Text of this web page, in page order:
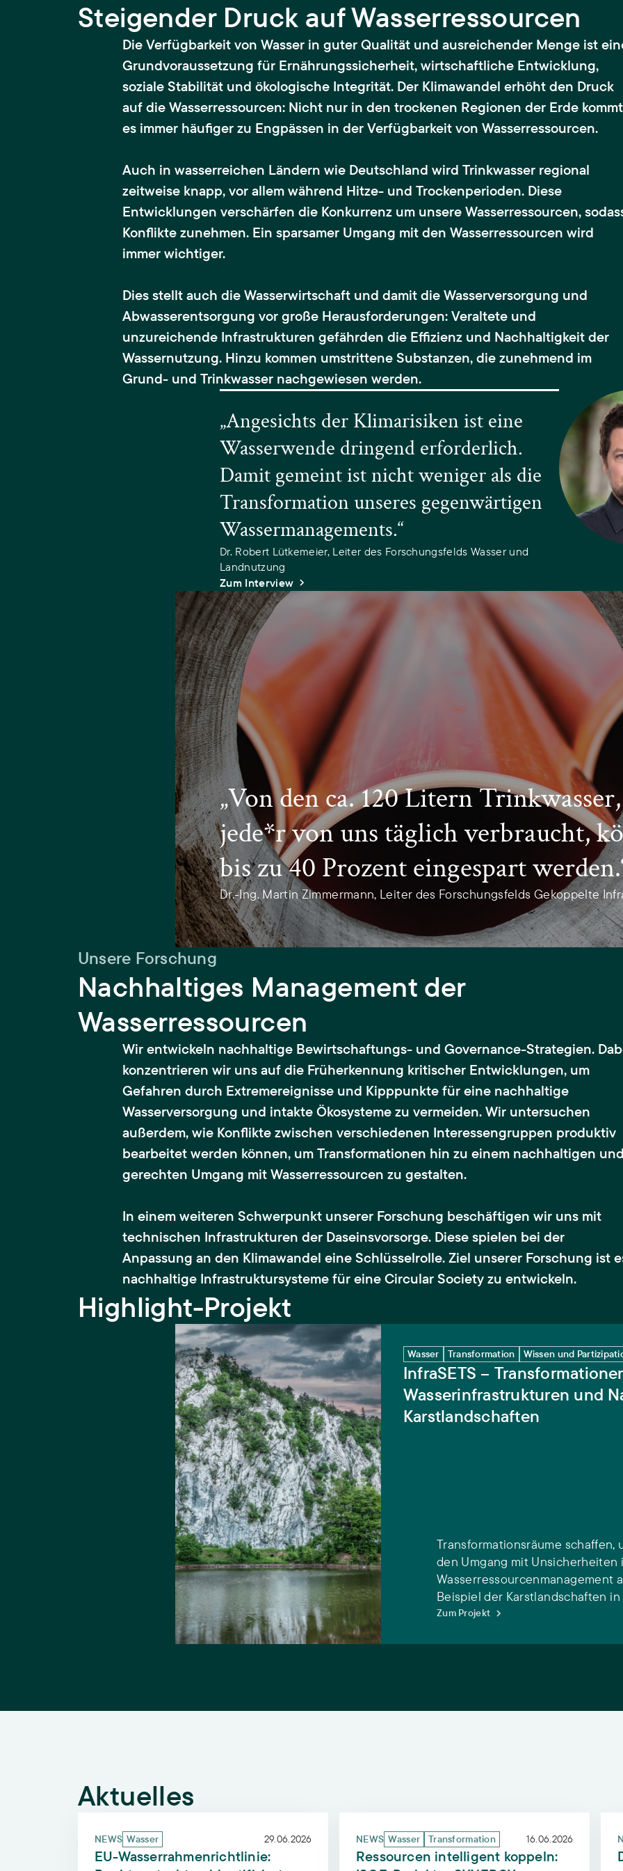
Steigender Druck auf Wasserressourcen
Die Verfügbarkeit von Wasser in guter Qualität und ausreichender Menge ist
Grundvoraussetzung für Ernährungssicherheit, wirtschaftliche Entwicklung,
soziale Stabilität und ökologische Integrität. Der Klimawandel erhöht den Druck
auf die Wasserressourcen: Nicht nur in den trockenen Regionen der Erde kommt
es immer häufiger zu Engpässen in der Verfügbarkeit von Wasserressourcen.
Auch in wasserreichen Ländern wie Deutschland wird Trinkwasser regional
zeitweise knapp, vor allem während Hitze- und Trockenperioden. Diese
Entwicklungen verschärfen die Konkurrenz um unsere Wasserressourcen,
Konflikte zunehmen. Ein sparsamer Umgang mit den Wasserressourcen wird
immer wichtiger.
Dies stellt auch die Wasserwirtschaft und damit die Wasserversorgung und
Abwasserentsorgung vor große Herausforderungen: Veraltete und
unzureichende Infrastrukturen gefährden die Effizienz und Nachhaltigkeit der
Wassernutzung. Hinzu kommen umstrittene Substanzen, die zunehmend im
Grund- und Trinkwasser nachgewiesen werden.
„Angesichts der Klimarisiken ist eine
Wasserwende dringend erforderlich.
Damit gemeint ist nicht weniger als die
Transformation unseres gegenwärtigen
Wassermanagements.“
Dr. Robert Lütkemeier, Leiter des Forschungsfelds Wasser und
Landnutzung
Zum Interview
„Von den ca. 120 Litern
jede*r von uns täglich verbraucht,
bis zu 40 Prozent eingespart
Dr.-Ing. Martin Zimmermann, Leiter des Forschungsfelds Gekoppelte
Unsere Forschung
Nachhaltiges Management der
Wasserressourcen
Wir entwickeln nachhaltige Bewirtschaftungs- und Governance-Strategien.
konzentrieren wir uns auf die Früherkennung kritischer Entwicklungen, um
Gefahren durch Extremereignisse und Kipppunkte für eine nachhaltige
Wasserversorgung und intakte Ökosysteme zu vermeiden. Wir untersuchen
außerdem, wie Konflikte zwischen verschiedenen Interessengruppen produktiv
bearbeitet werden können, um Transformationen hin zu einem nachhaltigen
gerechten Umgang mit Wasserressourcen zu gestalten.
In einem weiteren Schwerpunkt unserer Forschung beschäftigen wir uns mit
technischen Infrastrukturen der Daseinsvorsorge. Diese spielen bei der
Anpassung an den Klimawandel eine Schlüsselrolle. Ziel unserer Forschung ist
nachhaltige Infrastruktursysteme für eine Circular Society zu entwickeln.
Highlight-Projekt
InfraSETS – Transformationen von Wasserinfrastrukturen und Naturschutz in
Wasser Transformation Wissen und
InfraSETS –
Wasserinfrastrukturen und
Karstlandschaften
Transformationsräume schaffen,
den Umgang mit Unsicherheiten
Wasserressourcenmanagement
Beispiel der Karstlandschaften in
Zum Projekt
Aktuelles
NEWS Wasser 29.06.2026
EU-Wasserrahmenrichtlinie:
NEWS Wasser Transformation 16.06.2026
Ressourcen intelligent koppeln: